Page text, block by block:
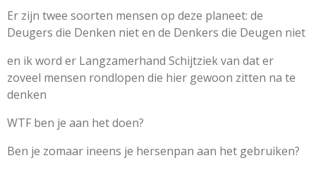
Er zijn twee soorten mensen op deze planeet: de
Deugers die Denken niet en de Denkers die Deugen niet
en ik word er Langzamerhand Schijtziek van dat er
zoveel mensen rondlopen die hier gewoon zitten na te
denken
WTF ben je aan het doen?
Ben je zomaar ineens je hersenpan aan het gebruiken?